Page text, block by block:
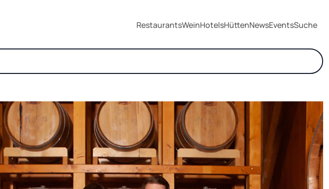
RestaurantsWeinHotelsHüttenNewsEventsSuche